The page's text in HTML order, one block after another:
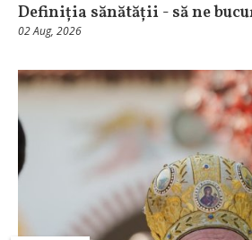
Definiția sănătății - să ne
02 Aug, 2026